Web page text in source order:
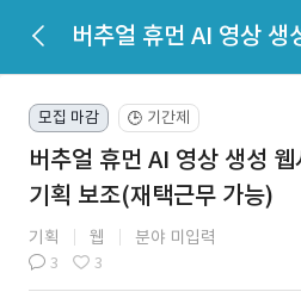
모집 마감 🕒 기간제
버추얼 휴먼 AI 영상 생성
기획 보조(재택근무 가능)
기획 웹 분야 미입력
3 3